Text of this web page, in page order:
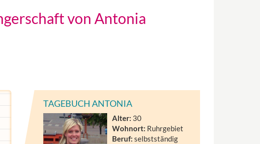
von Antonia
TAGEBUCH ANTONIA
Alter: 30
Wohnort: Ruhrgebiet
Beruf: selbstständig